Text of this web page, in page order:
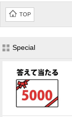
TOP
Special